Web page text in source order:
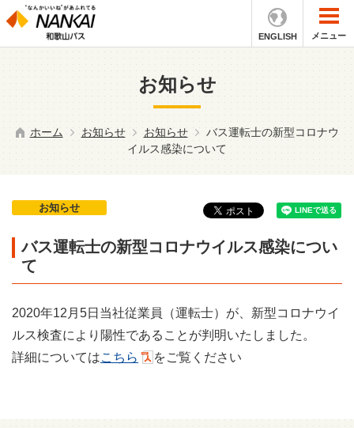
ENGLISH メニュー
お知らせ
ホーム お知らせ お知らせ
バス運転士の新型コロナウ
イルス感染について
お知らせ
バス運転士の新型コロナウイルス感染につい
て
2020年12月5日当社従業員（運転士）が、新型コロナウイ
ルス検査により陽性であることが判明いたしました。
詳細についてはこちら をご覧ください